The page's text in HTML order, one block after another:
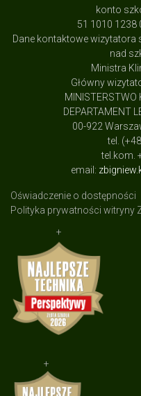
konto
51 1010 1238
Dane kontaktowe
nad
Ministra
Główny
MINISTERSTWO
DEPARTAMENT
00-922
tel.
tel.kom.
email:
Oświadczenie o dostępności
Polityka prywatności witryny
+
+